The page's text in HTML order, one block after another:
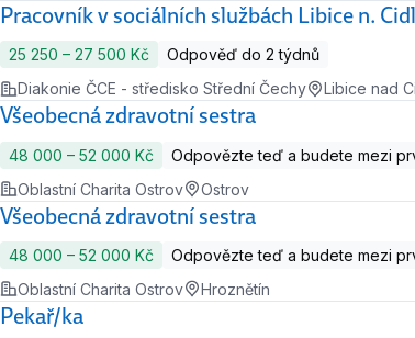
Pracovník v sociálních službách Libice n.
25 250 ‍–‍ 27 500 Kč
Odpověď do 2 týdnů
Diakonie ČCE - středisko Střední Čechy
Libice nad
Všeobecná zdravotní sestra
48 000 ‍–‍ 52 000 Kč
Odpovězte teď a budete mezi
Oblastní Charita Ostrov
Ostrov
Všeobecná zdravotní sestra
48 000 ‍–‍ 52 000 Kč
Odpovězte teď a budete mezi
Oblastní Charita Ostrov
Hroznětín
Pekař/ka